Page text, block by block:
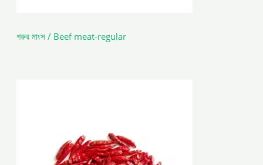
গরুর মাংস / Beef meat-regular